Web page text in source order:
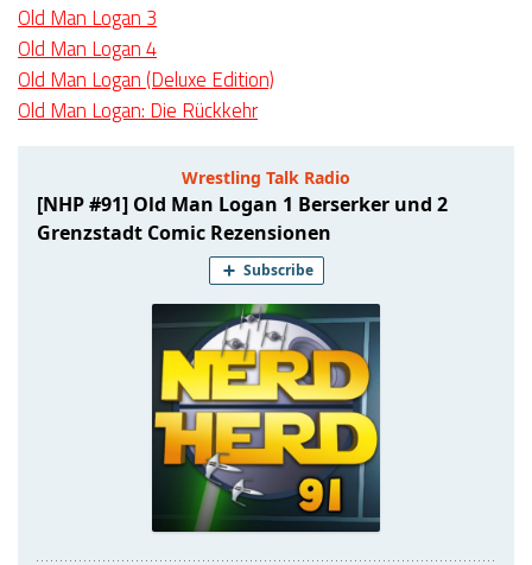
Old Man Logan 3
Old Man Logan 4
Old Man Logan (Deluxe Edition)
Old Man Logan: Die Rückkehr